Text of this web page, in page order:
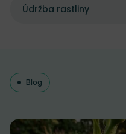
Údržba rastliny
Blog